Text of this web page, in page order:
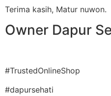
Terima kasih, Matur nuwon.
Owner Dapur
#TrustedOnlineShop
#dapursehati